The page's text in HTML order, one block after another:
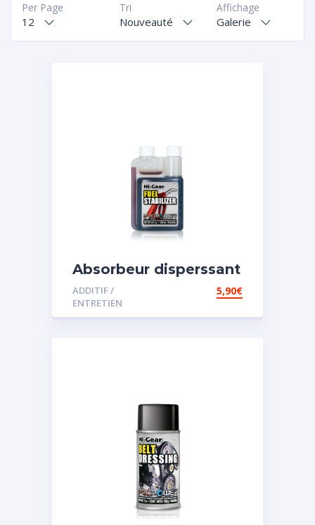
Affichage
Galerie
Tri
Nouveauté
Per Page
12
Absorbeur disperssant
d’eau pour carburant
ADDITIF /
ENTRETIEN
5,90€